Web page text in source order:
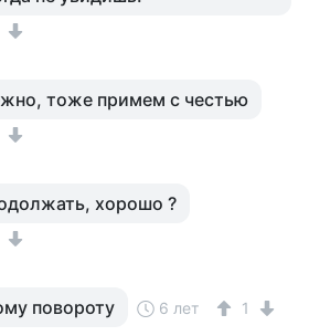
тоже примем с честью
хорошо ?
повороту 6 лет 1